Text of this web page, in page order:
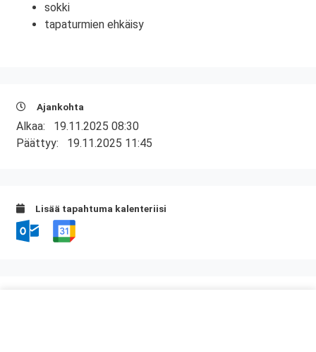
sokki
tapaturmien ehkäisy
Ajankohta
Alkaa: 19.11.2025 08:30
Päättyy: 19.11.2025 11:45
Lisää tapahtuma kalenteriisi